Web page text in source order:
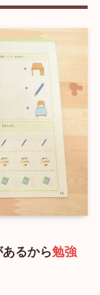
るから勉強